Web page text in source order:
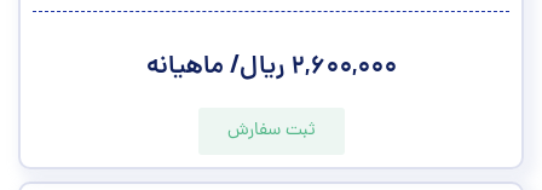
۲,۶۰۰,۰۰۰ ریال/ ماهیانه
ثبت سفارش